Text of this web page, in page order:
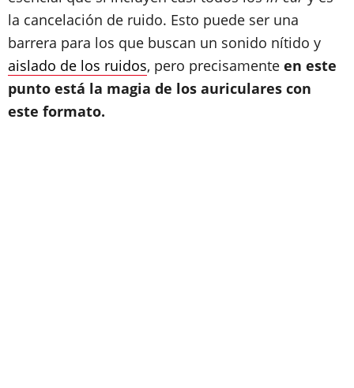
la cancelación de ruido. Esto puede ser una
barrera para los que buscan un sonido nítido y
aislado de los ruidos, pero precisamente en este
punto está la magia de los auriculares con
este formato.